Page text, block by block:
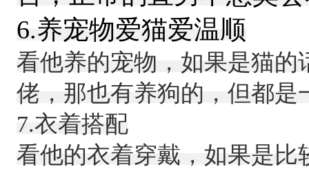
6.养宠物爱猫爱温顺
看他养的宠物，如果是猫
佬，那也有养狗的，但都是
7.衣着搭配
看他的衣着穿戴，如果是